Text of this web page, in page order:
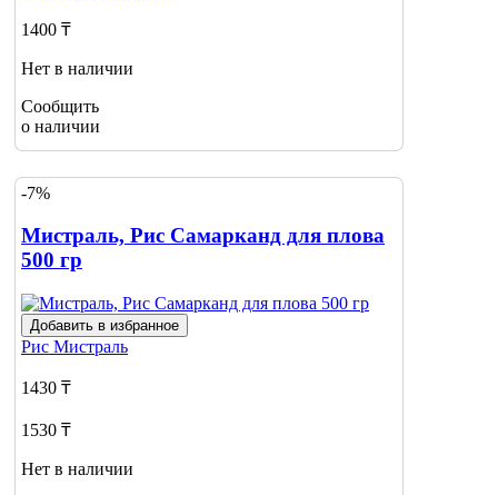
1400 ₸
Нет в наличии
Сообщить
о наличии
-7%
Мистраль, Рис Самарканд для плова
500 гр
Добавить в избранное
Рис Мистраль
1430 ₸
1530 ₸
Нет в наличии